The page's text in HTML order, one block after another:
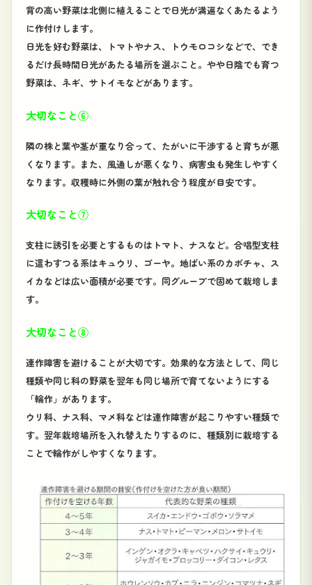
背の高い野菜は北側に植えることで日光が満遍なくあたるよう
に作付けします。
日光を好む野菜は、トマトやナス、トウモロコシなどで、でき
るだけ長時間日光があたる場所を選ぶこと。やや日陰でも育つ
野菜は、ネギ、サトイモなどがあります。
大切なこと⑥
隣の株と葉や茎が重なり合って、たがいに干渉すると育ちが悪
くなります。また、風通しが悪くなり、病害虫も発生しやすく
なります。収穫時に外側の葉が触れ合う程度が目安です。
大切なこと⑦
支柱に誘引を必要とするものはトマト、ナスなど。合唱型支柱
に這わすつる系はキュウリ、ゴーヤ。地ばい系のカボチャ、ス
イカなどは広い面積が必要です。同グループで固めて栽培しま
す。
大切なこと⑧
連作障害を避けることが大切です。効果的な方法として、同じ
種類や同じ科の野菜を翌年も同じ場所で育てないようにする
「輪作」があります。
ウリ科、ナス科、マメ科などは連作障害が起こりやすい種類で
す。翌年栽培場所を入れ替えたりするのに、種類別に栽培する
ことで輪作がしやすくなります。